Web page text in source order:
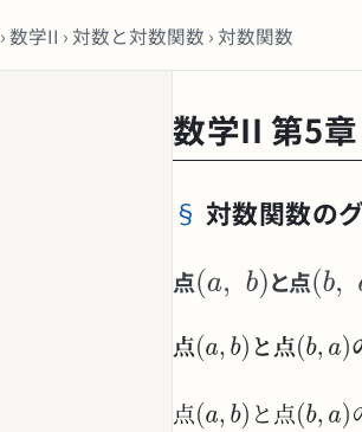
› 数学II › 対数と対数関数 › 対数関数
数学II 第5
対数関数の
点 と点
点 と点
点 と点